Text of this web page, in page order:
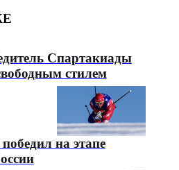
Спартакиады
стилем
на этапе